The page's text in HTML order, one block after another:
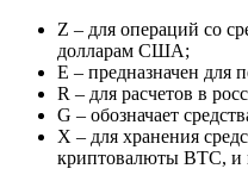
Z – для операций со
долларам США;
E – предназначен для
R – для расчетов в
G – обозначает
X – для хранения
криптовалюты BTC, и